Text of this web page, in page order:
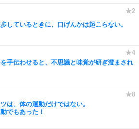
しているときに、口げんかは起こらない。
手伝わせると、不思議と味覚が研ぎ澄まされ
は、体の運動だけではない。
でもあった！